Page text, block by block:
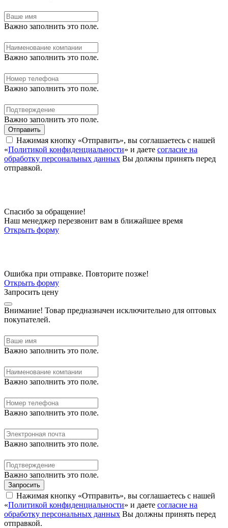
Важно заполнить это поле.
Важно заполнить это поле.
Важно заполнить это поле.
Важно заполнить это поле.
Отправить
Нажимая кнопку «Отправить», вы соглашаетесь с нашей
«Политикой конфиденциальности» и даете согласие на
обработку персональных данных Вы должны принять перед
отправкой.
Спасибо за обращение!
Наш менеджер перезвонит вам в ближайшее время
Открыть форму
Ошибка при отправке. Повторите позже!
Открыть форму
Запросить цену
Внимание! Товар предназначен исключительно для оптовых
покупателей.
Важно заполнить это поле.
Важно заполнить это поле.
Важно заполнить это поле.
Важно заполнить это поле.
Важно заполнить это поле.
Запросить
Нажимая кнопку «Отправить», вы соглашаетесь с нашей
«Политикой конфиденциальности» и даете согласие на
обработку персональных данных Вы должны принять перед
отправкой.